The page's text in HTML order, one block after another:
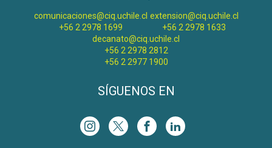
comunicaciones@ciq.uchile.cl
+56 2 2978 1699
extension@ciq.uchile.cl
+56 2 2978 1633
decanato@ciq.uchile.cl
+56 2 2978 2812
+56 2 2977 1900
SÍGUENOS EN